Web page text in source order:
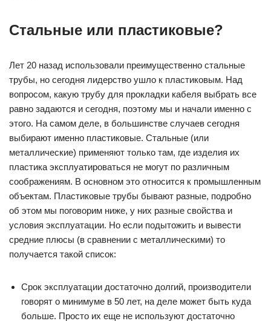
Стальные или пластиковые?
Лет 20 назад использовали преимущественно стальные
трубы, но сегодня лидерство ушло к пластиковым. Над
вопросом, какую трубу для прокладки кабеля выбрать все
равно задаются и сегодня, поэтому мы и начали именно с
этого. На самом деле, в большинстве случаев сегодня
выбирают именно пластиковые. Стальные (или
металлические) применяют только там, где изделия их
пластика эксплуатироваться не могут по различным
соображениям. В основном это относится к промышленным
объектам. Пластиковые трубы бывают разные, подробно
об этом мы поговорим ниже, у них разные свойства и
условия эксплуатации. Но если подытожить и вывести
средние плюсы (в сравнении с металлическими) то
получается такой список:
Срок эксплуатации достаточно долгий, производители
говорят о минимуме в 50 лет, на деле может быть куда
больше. Просто их еще не используют достаточно